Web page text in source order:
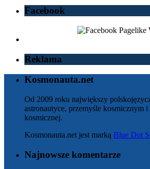
Facebook
Reklama
Kosmonauta.net
Od 2009 roku największy
astronautyce, przemyśle kosmicznym i
kosmicznej.
Kosmonauta.net jest marką Blue Dot
Najnowsze komentarze